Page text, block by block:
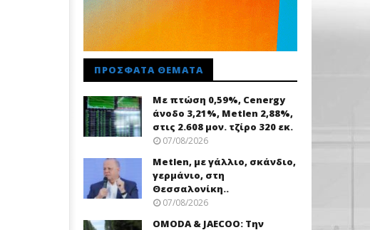
ΠΡΌΣΦΑΤΑ ΘΈΜΑΤΑ
Με πτώση 0,59%, Cenergy
άνοδο 3,21%, Metlen 2,88%,
στις 2.608 μον. τζίρο 320 εκ.
07/08/2026
Metlen, με γάλλιο, σκάνδιο,
γερμάνιο, στη
Θεσσαλονίκη..
07/08/2026
OMODA & JAECOO: Την